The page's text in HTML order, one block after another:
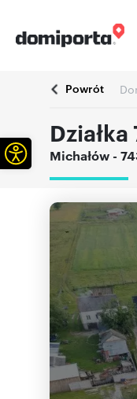
Powrót
Michałów -
Otwórz pasek narzędzi